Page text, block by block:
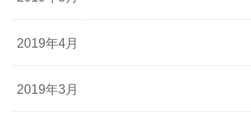
2019年4月
2019年3月